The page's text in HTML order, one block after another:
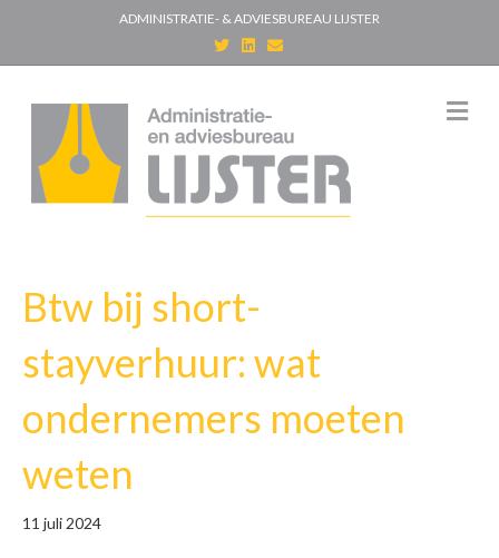
ADMINISTRATIE- & ADVIESBUREAU LIJSTER
T
w
i
e
r
n
d
i
n
E
m
a
M
e
Btw bij short-
stayverhuur: wat
ondernemers moeten
weten
11 juli 2024